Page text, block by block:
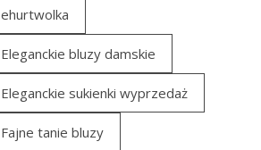
ehurtwolka
Eleganckie bluzy damskie
Eleganckie sukienki wyprzedaż
Fajne tanie bluzy